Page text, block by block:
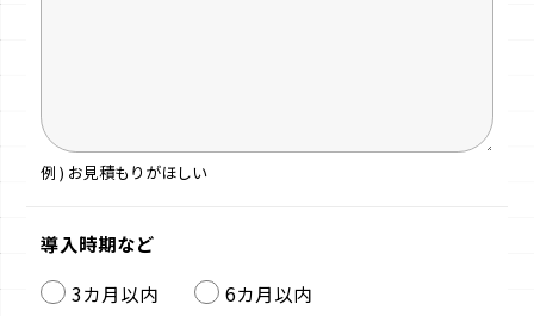
例 ) お見積もりがほしい
導入時期など
3カ月以内
6カ月以内